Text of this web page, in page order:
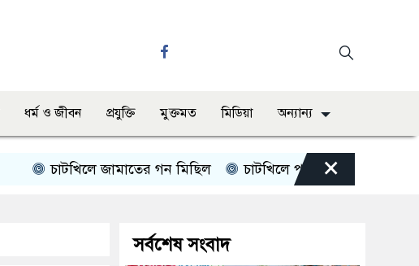
ধর্ম ও জীবন প্রযুক্তি মুক্তমত মিডিয়া অন্যান্য
চাটখিলে জামাতের গন মিছিল চাটখিলে পানিতে ডুবে শিশুর মৃত্যু
×
সর্বশেষ সংবাদ